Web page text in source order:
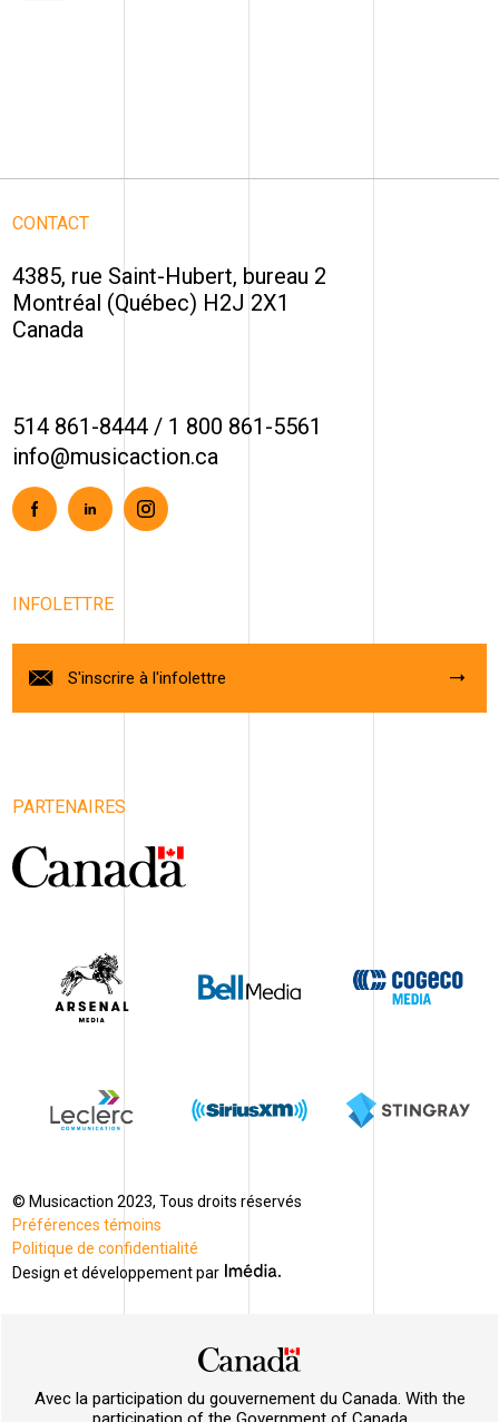
CONTACT
4385, rue Saint-Hubert, bureau 2
Montréal (Québec) H2J 2X1
Canada
514 861-8444 / 1 800 861-5561
info@musicaction.ca
FacebookLinkedinInstagram
INFOLETTRE
S'inscrire à l'infolettre
PARTENAIRES
© Musicaction 2023, Tous droits réservés
Préférences témoins
Politique de confidentialité
Design et développement par
Avec la participation du gouvernement du Canada. With the